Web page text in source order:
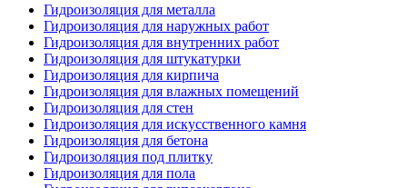
Гидроизоляция для металла
Гидроизоляция для наружных работ
Гидроизоляция для внутренних работ
Гидроизоляция для штукатурки
Гидроизоляция для кирпича
Гидроизоляция для влажных помещений
Гидроизоляция для стен
Гидроизоляция для искусственного камня
Гидроизоляция для бетона
Гидроизоляция под плитку
Гидроизоляция для пола